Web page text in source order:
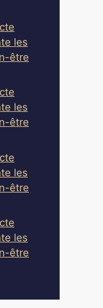
les
être
les
être
les
être
les
être